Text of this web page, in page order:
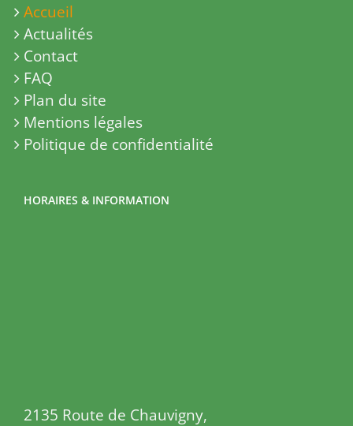
Accueil
Actualités
Contact
FAQ
Plan du site
Mentions légales
Politique de confidentialité
HORAIRES & INFORMATION
2135 Route de Chauvigny,